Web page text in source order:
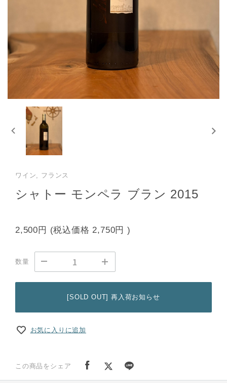
ワイン, フランス
シャトー モンペラ ブラン 2015
2,500円 (税込価格 2,750円 )
数量
[SOLD OUT] 再入荷お知らせ
お気に入りに追加
この商品をシェア